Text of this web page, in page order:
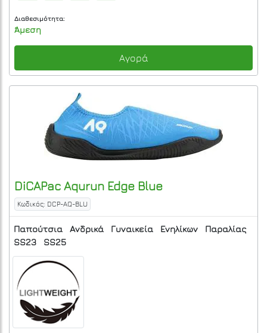
Διαθεσιμότητα:
Άμεση
Αγορά
DiCAPac Aqurun Edge Blue
Κωδικός: DCP-AQ-BLU
Παπούτσια Ανδρικά Γυναικεία Ενηλίκων
Παραλίας
SS23
SS25